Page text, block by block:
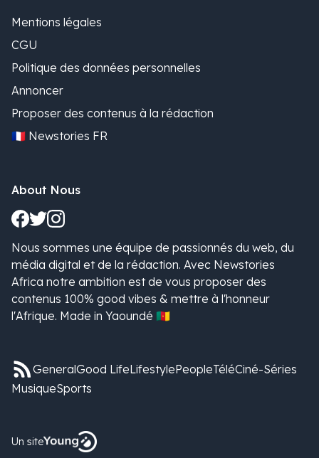
Mentions légales
CGU
Politique des données personnelles
Annoncer
Proposer des contenus à la rédaction
🇫🇷 Newstories FR
About Nous
Nous sommes une équipe de passionnés du web, du
média digital et de la rédaction. Avec Newstories
Africa notre ambition est de vous proposer des
contenus 100% good vibes & mettre à l'honneur
l'Afrique. Made in Yaoundé 🇨🇲
GeneralGood LifeLifestylePeopleTéléCiné-Séries
MusiqueSports
Un site